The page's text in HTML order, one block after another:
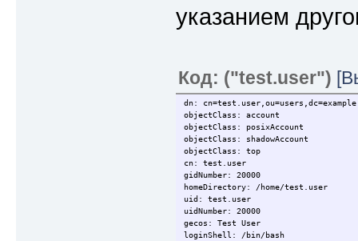
указанием
Код: ("test.user")
dn:
objectClass: account
objectClass: posixAccount
objectClass: shadowAccount
objectClass: top
cn: test.user
gidNumber: 20000
homeDirectory: /home/test.user
uid: test.user
uidNumber: 20000
gecos: Test User
loginShell: /bin/bash